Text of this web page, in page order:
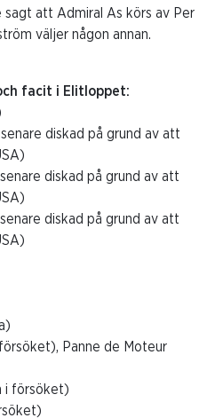
sagt att Admiral As körs av Per
väljer någon annan.
facit i Elitloppet:
diskad på grund av att
diskad på grund av att
diskad på grund av att
Panne de Moteur
i försöket)